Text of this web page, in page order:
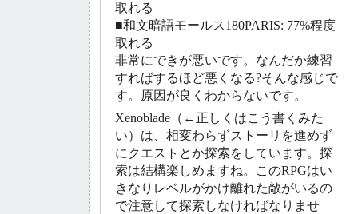
取れる
■和文暗語モールス180PARIS: 77%程度
取れる
非常にできが悪いです。なんだか練習
すればするほど悪くなる?そんな感じで
す。原因が良くわからないです。
Xenoblade（←正しくはこう書くみた
い）は、相変わらずストーリを進めず
にクエストとか探索をしています。探
索は結構楽しめますね。このRPGはい
きなりレベルがかけ離れた敵がいるの
で注意して探索しなければなりませ